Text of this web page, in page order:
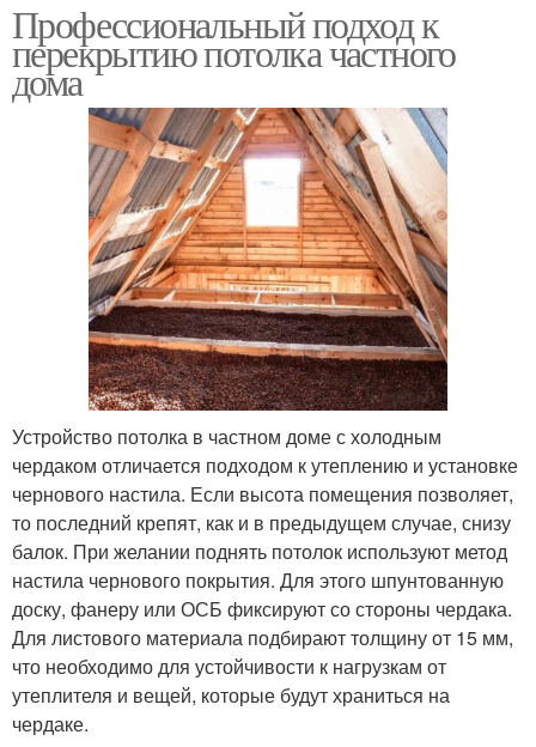
Профессиональный подход к
перекрытию потолка частного
дома
Устройство потолка в частном доме с холодным
чердаком отличается подходом к утеплению и установке
чернового настила. Если высота помещения позволяет,
то последний крепят, как и в предыдущем случае, снизу
балок. При желании поднять потолок используют метод
настила чернового покрытия. Для этого шпунтованную
доску, фанеру или ОСБ фиксируют со стороны чердака.
Для листового материала подбирают толщину от 15 мм,
что необходимо для устойчивости к нагрузкам от
утеплителя и вещей, которые будут храниться на
чердаке.